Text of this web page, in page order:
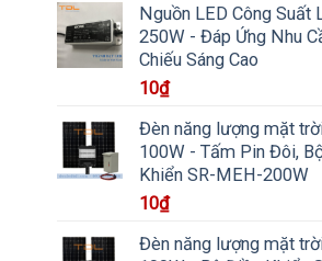
Nguồn LED Công Suất
250W - Đáp Ứng Nhu
Chiếu Sáng Cao
10₫
Đèn năng lượng mặt
100W - Tấm Pin Đôi,
Khiển SR-MEH-200W
10₫
Đèn năng lượng mặt